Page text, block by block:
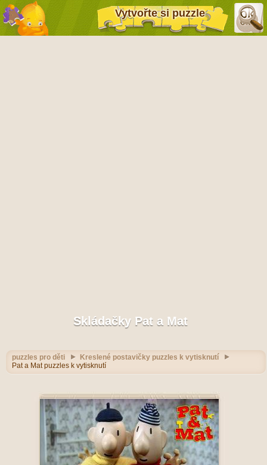
Vytvořte si puzzle
Skládačky Pat a Mat
puzzles pro děti
Kreslené postavičky puzzles k vytisknutí
Pat a Mat puzzles k vytisknutí